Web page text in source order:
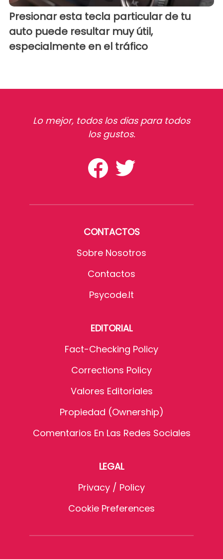
Presionar esta tecla particular de tu
auto puede resultar muy útil,
especialmente en el tráfico
Lo mejor, todos los dias para todos
los gustos.
CONTACTOS
Sobre Nosotros
Contactos
Psycode.it
EDITORIAL
Fact-Checking Policy
Corrections Policy
Valores Editoriales
Propiedad (Ownership)
Comentarios En Las Redes Sociales
LEGAL
Privacy / Policy
Cookie Preferences